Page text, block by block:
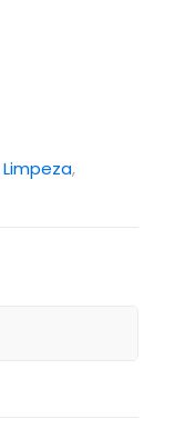
Limpeza,